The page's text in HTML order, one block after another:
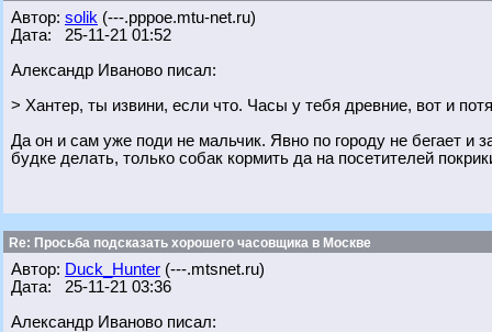
Автор: solik (---.pppoe.mtu-net.ru)
Дата: 25-11-21 01:52
Александр Иваново писал:
> Хантер, ты извини, если что. Часы у тебя древние, вот и
Да он и сам уже поди не мальчик. Явно по городу не бегает и
будке делать, только собак кормить да на посетителей
Re: Просьба подсказать хорошего часовщика в Москве
Автор: Duck_Hunter (---.mtsnet.ru)
Дата: 25-11-21 03:36
Александр Иваново писал: